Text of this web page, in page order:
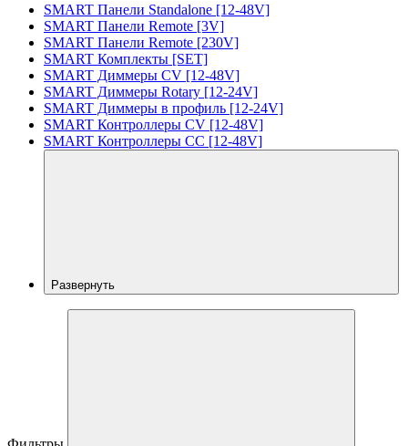
SMART Панели Standalone [12-48V]
SMART Панели Remote [3V]
SMART Панели Remote [230V]
SMART Комплекты [SET]
SMART Диммеры CV [12-48V]
SMART Диммеры Rotary [12-24V]
SMART Диммеры в профиль [12-24V]
SMART Контроллеры CV [12-48V]
SMART Контроллеры CC [12-48V]
Развернуть